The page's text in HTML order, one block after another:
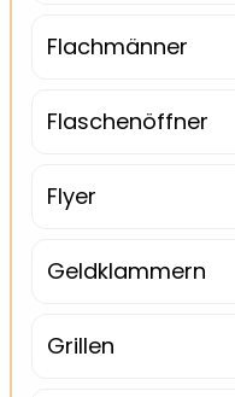
Flachmänner
Flaschenöffner
Flyer
Geldklammern
Grillen